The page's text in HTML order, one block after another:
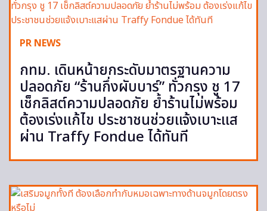
PR NEWS
กทม. เดินหน้ายกระดับมาตรฐานความ
ปลอดภัย “ร้านกึ่งผับบาร์” ทั่วกรุง ชู 17
เช็กลิสต์ความปลอดภัย ย้ำร้านไม่พร้อม
ต้องเร่งแก้ไข ประชาชนช่วยแจ้งเบาะแส
ผ่าน Traffy Fondue ได้ทันที